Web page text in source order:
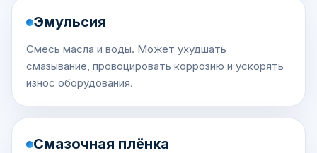
Эмульсия
Смесь масла и воды. Может ухудшать
смазывание, провоцировать коррозию и ускорять
износ оборудования.
Смазочная плёнка